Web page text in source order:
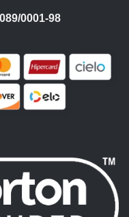
0001-98